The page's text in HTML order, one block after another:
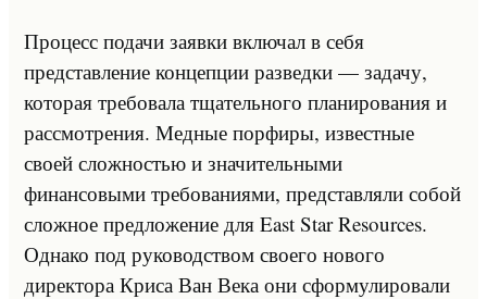
Процесс подачи заявки включал в себя
представление концепции разведки — задачу,
которая требовала тщательного планирования и
рассмотрения. Медные порфиры, известные
своей сложностью и значительными
финансовыми требованиями, представляли собой
сложное предложение для East Star Resources.
Однако под руководством своего нового
директора Криса Ван Века они сформулировали